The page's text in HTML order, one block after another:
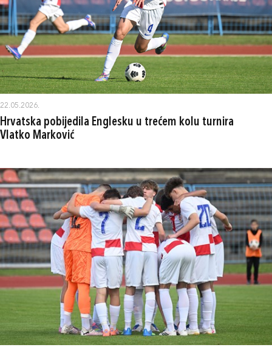
22.05.2026.
Hrvatska pobijedila Englesku u trećem kolu turnira
Vlatko Marković